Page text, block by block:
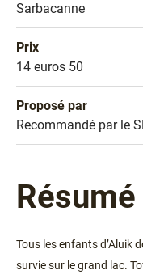
Éditeur
Sarbacanne
Prix
Prix
14 euros 50
Proposé par
Sélection
Recommandé par le
Résumé
Tous les enfants d’Aluik
survie sur le grand lac.